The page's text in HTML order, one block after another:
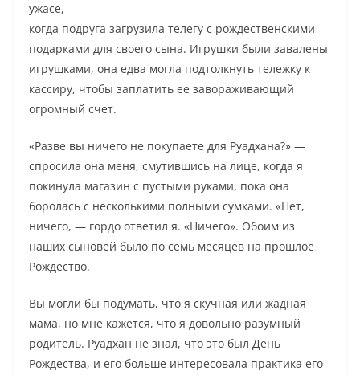
ужасе,
когда подруга загрузила телегу с рождественскими
подарками для своего сына. Игрушки были завалены
игрушками, она едва могла подтолкнуть тележку к
кассиру, чтобы заплатить ее завораживающий
огромный счет.
«Разве вы ничего не покупаете для Руадхана?» —
спросила она меня, смутившись на лице, когда я
покинула магазин с пустыми руками, пока она
боролась с несколькими полными сумками. «Нет,
ничего, — гордо ответил я. «Ничего». Обоим из
наших сыновей было по семь месяцев на прошлое
Рождество.
Вы могли бы подумать, что я скучная или жадная
мама, но мне кажется, что я довольно разумный
родитель. Руадхан не знал, что это был День
Рождества, и его больше интересовала практика его